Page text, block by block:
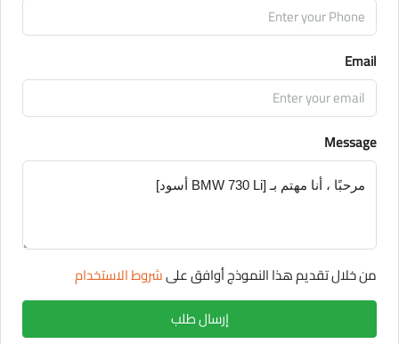
Email
Message
من خلال تقديم هذا النموذج أوافق علىشروط الاستخدام
إرسال طلب